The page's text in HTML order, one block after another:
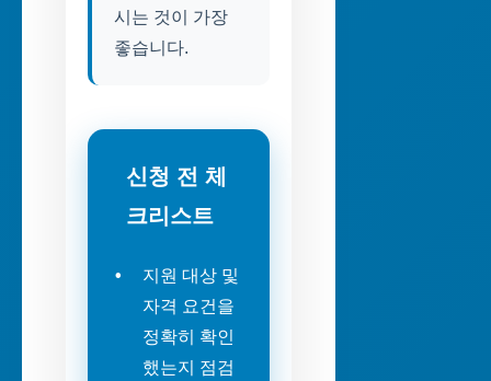
시는 것이 가장
좋습니다.
신청 전 체
크리스트
지원 대상 및
자격 요건을
정확히 확인
했는지 점검